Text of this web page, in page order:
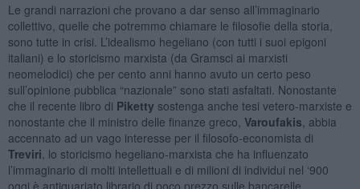
Le grandi narrazioni che provano a dar senso all’immaginario
collettivo, quelle che potremmo chiamare le filosofie della storia,
sono tutte in crisi. L’idealismo hegeliano (con tutti i suoi epigoni
italiani) e lo storicismo marxista (da Gramsci ai marxisti
neomelodici) che per cento anni hanno avuto un certo peso
sull’opinione pubblica “nazionale” sono stati asfaltati. Nonostante
che il recente libro di Piketty sostenga anche tesi vetero-marxiste e
nonostante che il ministro delle finanze greco, Varoufakis , abbia
accennato ad un vago interesse per il filosofo-economista di
Treviri , lo storicismo hegeliano-marxista che ha influenzato
l’immaginario di molti intellettuali e di milioni di individui nel ‘900
oggi è antiquariato librario di poco prezzo sulle bancarelle